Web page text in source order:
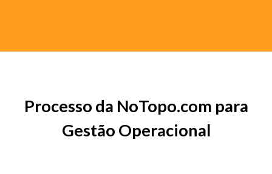
Processo da NoTopo.com para
Gestão Operacional